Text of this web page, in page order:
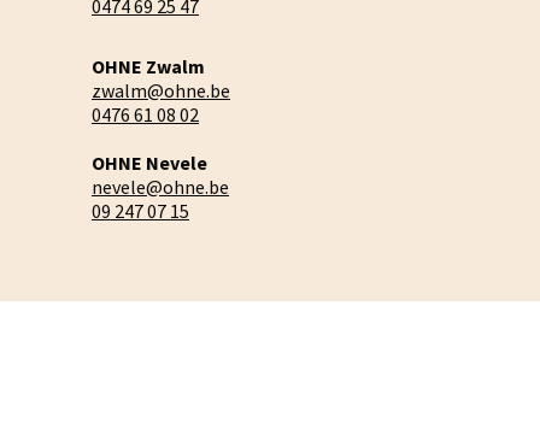
0474 69 25 47
OHNE Zwalm
zwalm@ohne.be
0476 61 08 02
OHNE Nevele
nevele@ohne.be
09 247 07 15